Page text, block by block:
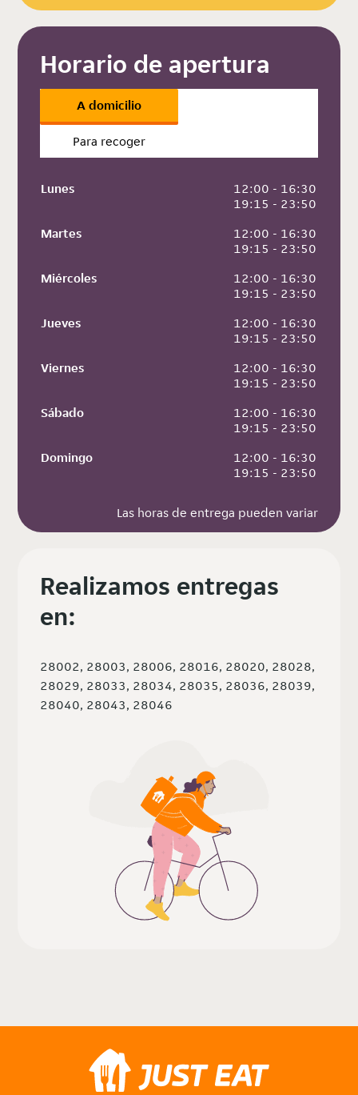
Horario de apertura
A domicilio
Para recoger
Lunes
12:00 - 16:30
19:15 - 23:50
Martes
12:00 - 16:30
19:15 - 23:50
Miércoles
12:00 - 16:30
19:15 - 23:50
Jueves
12:00 - 16:30
19:15 - 23:50
Viernes
12:00 - 16:30
19:15 - 23:50
Sábado
12:00 - 16:30
19:15 - 23:50
Domingo
12:00 - 16:30
19:15 - 23:50
Las horas de entrega pueden variar
Realizamos entregas
en:
28002, 28003, 28006, 28016, 28020, 28028,
28029, 28033, 28034, 28035, 28036, 28039,
28040, 28043, 28046